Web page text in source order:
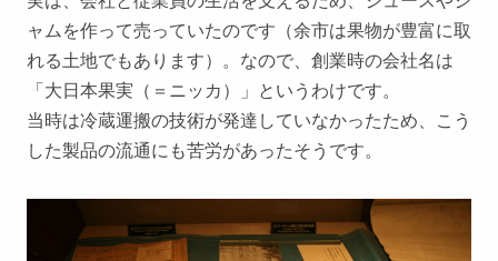
ャムを作って売っていたのです（余市は果物が豊富に取
れる土地でもあります）。なので、創業時の会社名は
「大日本果実（＝ニッカ）」というわけです。
当時は冷蔵運搬の技術が発達していなかったため、こう
した製品の流通にも苦労があったそうです。